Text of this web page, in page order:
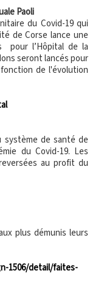
Paoli
du Covid-19 qui
de Corse lance une
pour l’Hôpital de la
seront lancés pour
de l'évolution
système de santé de
du Covid-19. Les
au profit du
plus démunis leurs
1506/detail/faites-